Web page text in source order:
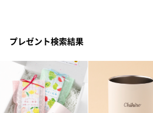
プレゼント検索結果